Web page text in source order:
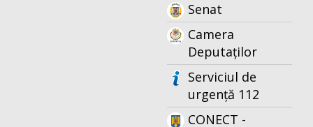
Senat
Camera
Deputaților
Serviciul de
urgență 112
CONECT -